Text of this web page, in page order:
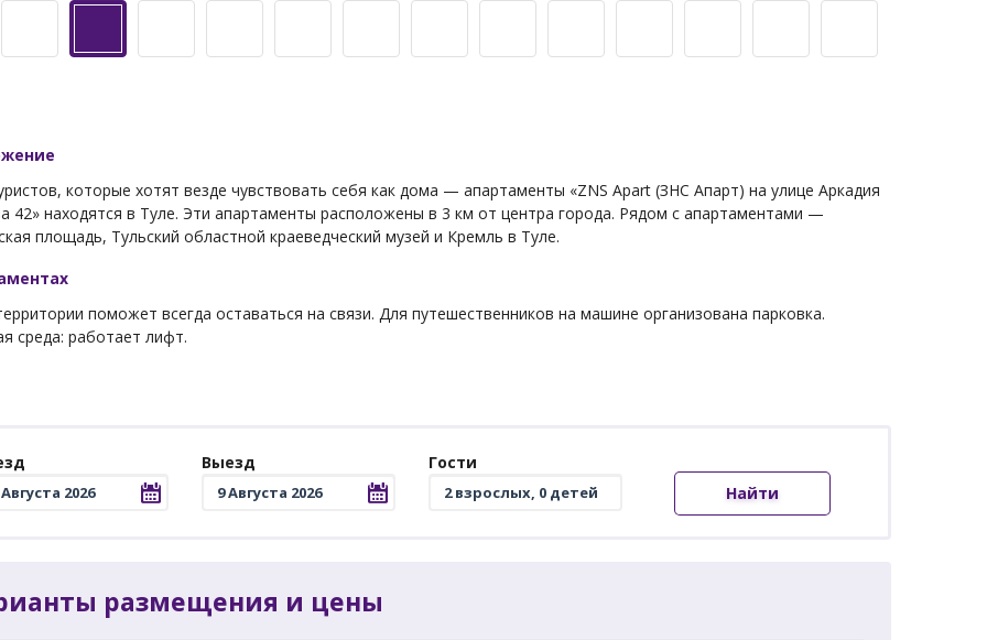
которые хотят везде чувствовать себя как дома — апартаменты «ZNS Apart (ЗНС Апарт) на улице Аркадия
42» находятся в Туле. Эти апартаменты расположены в 3 км от центра города. Рядом с апартаментами —
площадь, Тульский областной краеведческий музей и Кремль в Туле.
поможет всегда оставаться на связи. Для путешественников на машине организована парковка.
среда: работает лифт.
Выезд
Гости
Найти
размещения и цены